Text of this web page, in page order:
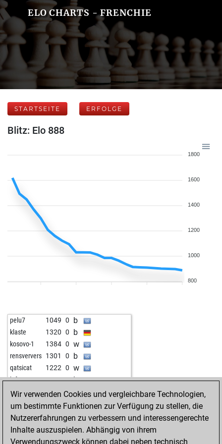
ELO CHARTS - FRENCHIE
STARTSEITE ERFOLGE
Blitz: Elo 888
1800
1600
1400
1200
1000
800
pelu7 1049 0 b
klaste 1320 0 b
kosovo-1 1384 0 w
rensververs 1301 0 b
qatsicat 1222 0 w
lafant 1437 0 b
lafant 1436 0 w
brieskicker 981 0 b
paddy007 1011 0 w
rutuja23 1127 0 b
dirk laser 1885 0 w
Wir verwenden Cookies und vergleichbare Technologien,
um bestimmte Funktionen zur Verfügung zu stellen, die
Nutzererfahrungen zu verbessern und interessengerechte
Inhalte auszuspielen. Abhängig von ihrem
Verwendungszweck können dabei neben technisch